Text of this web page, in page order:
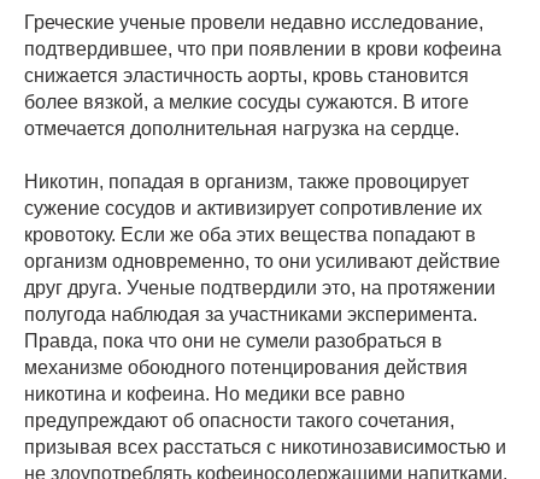
Греческие ученые провели недавно исследование,
подтвердившее, что при появлении в крови кофеина
снижается эластичность аорты, кровь становится
более вязкой, а мелкие сосуды сужаются. В итоге
отмечается дополнительная нагрузка на сердце.
Никотин, попадая в организм, также провоцирует
сужение сосудов и активизирует сопротивление их
кровотоку. Если же оба этих вещества попадают в
организм одновременно, то они усиливают действие
друг друга. Ученые подтвердили это, на протяжении
полугода наблюдая за участниками эксперимента.
Правда, пока что они не сумели разобраться в
механизме обоюдного потенцирования действия
никотина и кофеина. Но медики все равно
предупреждают об опасности такого сочетания,
призывая всех расстаться с никотинозависимостью и
не злоупотреблять кофеиносодержащими напитками.